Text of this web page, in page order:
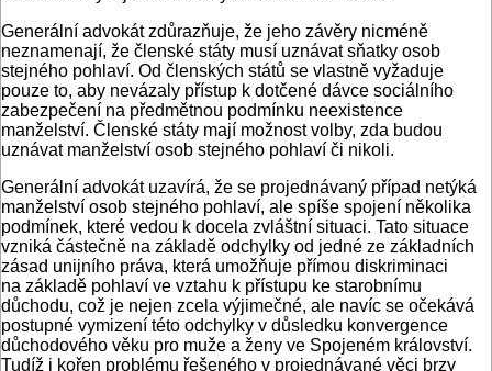
Generální advokát zdůrazňuje, že jeho závěry nicméně
neznamenají, že členské státy musí uznávat sňatky osob
stejného pohlaví. Od členských států se vlastně vyžaduje
pouze to, aby nevázaly přístup k dotčené dávce sociálního
zabezpečení na předmětnou podmínku neexistence
manželství. Členské státy mají možnost volby, zda budou
uznávat manželství osob stejného pohlaví či nikoli.
Generální advokát uzavírá, že se projednávaný případ netýká
manželství osob stejného pohlaví, ale spíše spojení několika
podmínek, které vedou k docela zvláštní situaci. Tato situace
vzniká částečně na základě odchylky od jedné ze základních
zásad unijního práva, která umožňuje přímou diskriminaci
na základě pohlaví ve vztahu k přístupu ke starobnímu
důchodu, což je nejen zcela výjimečné, ale navíc se očekává
postupné vymizení této odchylky v důsledku konvergence
důchodového věku pro muže a ženy ve Spojeném království.
Tudíž i kořen problému řešeného v projednávané věci brzy